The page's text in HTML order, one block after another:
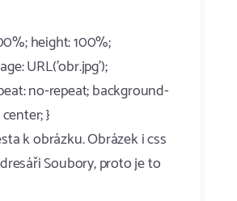
height: 100%;
URL('obr.jpg');
no-repeat; background-
}
k obrázku. Obrázek i css
Soubory, proto je to